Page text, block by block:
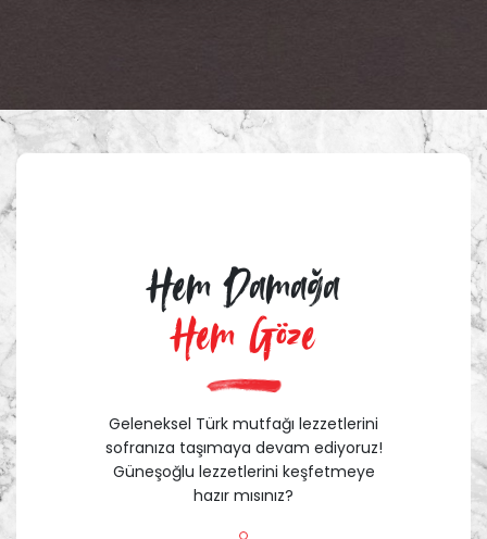
Hem Damağa
Hem Göze
Geleneksel Türk mutfağı lezzetlerini
sofranıza taşımaya devam ediyoruz!
Güneşoğlu lezzetlerini keşfetmeye
hazır mısınız?